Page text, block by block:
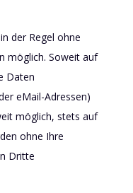
der Regel ohne
möglich. Soweit auf
Daten
eMail-Adressen)
möglich, stets auf
ohne Ihre
Dritte